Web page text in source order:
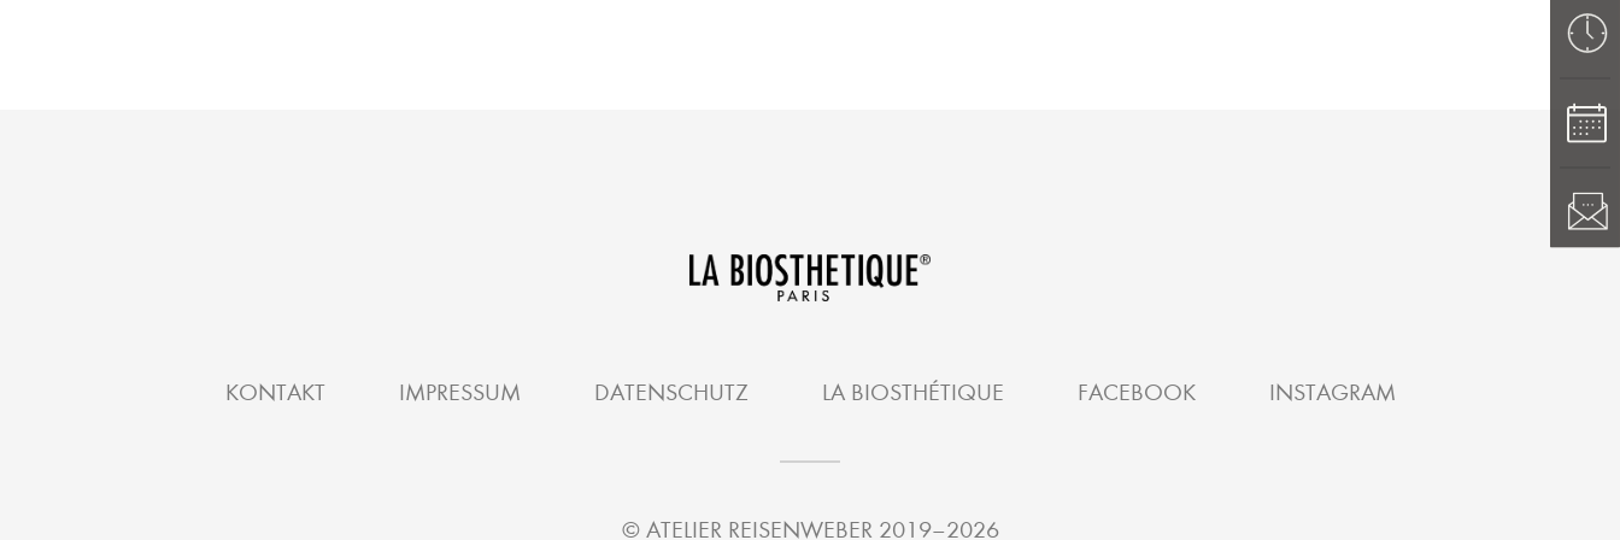
KONTAKT IMPRESSUM DATENSCHUTZ LA BIOSTHÉTIQUE FACEBOOK INSTAGRAM
© ATELIER REISENWEBER 2019–2026